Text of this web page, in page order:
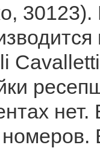
30123).
нет.